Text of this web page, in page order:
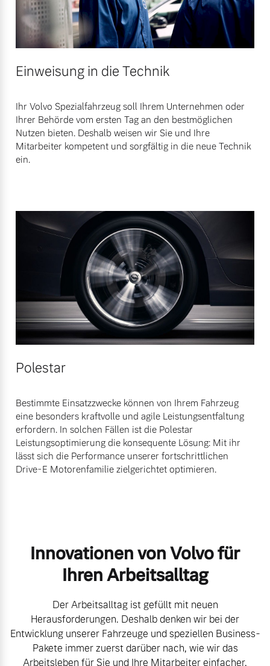
Einweisung in die Technik
Ihr Volvo Spezialfahrzeug soll Ihrem Unternehmen oder
Ihrer Behörde vom ersten Tag an den bestmöglichen
Nutzen bieten. Deshalb weisen wir Sie und Ihre
Mitarbeiter kompetent und sorgfältig in die neue Technik
ein.
Polestar
Bestimmte Einsatzzwecke können von Ihrem Fahrzeug
eine besonders kraftvolle und agile Leistungsentfaltung
erfordern. In solchen Fällen ist die Polestar
Leistungsoptimierung die konsequente Lösung: Mit ihr
lässt sich die Performance unserer fortschrittlichen
Drive-E Motorenfamilie zielgerichtet optimieren.
Innovationen von Volvo für
Ihren Arbeitsalltag
Der Arbeitsalltag ist gefüllt mit neuen
Herausforderungen. Deshalb denken wir bei der
Entwicklung unserer Fahrzeuge und speziellen Business-
Pakete immer zuerst darüber nach, wie wir das
Arbeitsleben für Sie und Ihre Mitarbeiter einfacher,